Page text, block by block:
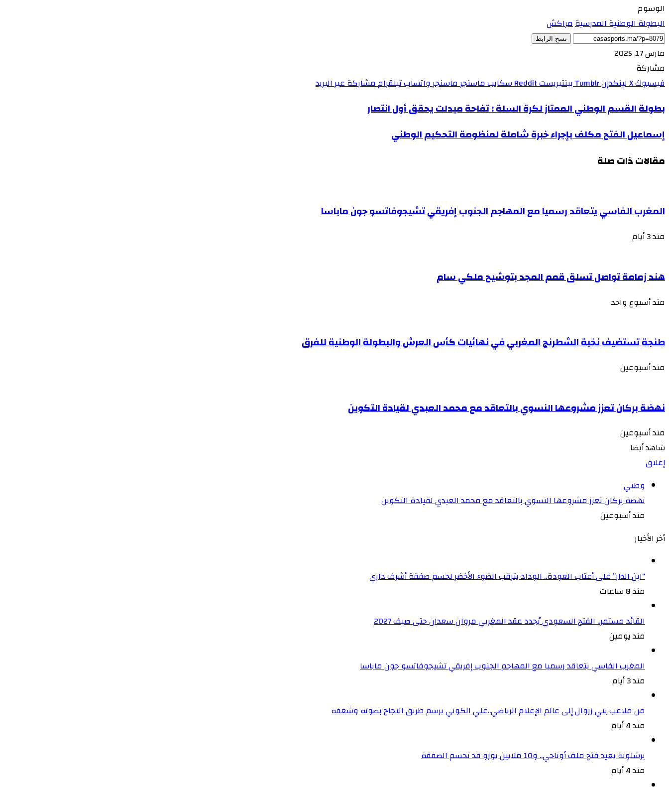
الوسوم
البطولة الوطنية المدرسيةمراكش
نسخ الرابط
مارس 17, 2025
مشاركة
فيسبوكXلينكدإن بينتيريست سكايبماسنجرماسنجرواتسابتيلقراممشاركة عبر البريد
بطولة القسم الوطني الممتاز لكرة السلة : تفاحة ميدلت يحقق أول انتصار
إسماعيل الفتح مكلف بإجراء خبرة شاملة لمنظومة التحكيم الوطني
مقالات ذات صلة
المغرب الفاسي يتعاقد رسميا مع المهاجم الجنوب إفريقي تشيجوفاتسو جون ماباسا
مند 3 أيام
هند زمامة تواصل تسلق قمم المجد بتوشيح ملكي سام
مند أسبوع واحد
طنجة تستضيف نخبة الشطرنج المغربي في نهائيات كأس العرش والبطولة الوطنية للفرق
مند أسبوعين
نهضة بركان تعزز مشروعها النسوي بالتعاقد مع محمد العبدي لقيادة التكوين
مند أسبوعين
شاهد أيضا
إغلاق
وطني
نهضة بركان تعزز مشروعها النسوي بالتعاقد مع محمد العبدي لقيادة التكوين
مند أسبوعين
أخر الأخيار
“ابن الدار” على أعتاب العودة.. الوداد يترقب الضوء الأخضر لحسم صفقة أشرف داري
مند 8 ساعات
القائد مستمر.. الفتح السعودي يُجدد عقد المغربي مروان سعدان حتى صيف 2027
مند يومين
المغرب الفاسي يتعاقد رسميا مع المهاجم الجنوب إفريقي تشيجوفاتسو جون ماباسا
مند 3 أيام
من ملاعب بني زروال إلى عالم الإعلام الرياضي..علي الكوني يرسم طريق النجاح بصوته وشغفه
مند 4 أيام
برشلونة يعيد فتح ملف أوناحي.. و10 ملايين يورو قد تحسم الصفقة
مند 4 أيام